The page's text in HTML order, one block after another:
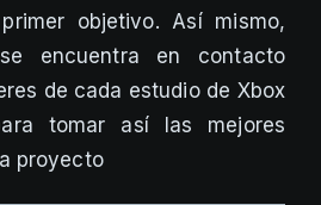
objetivo. Así mismo,
encuentra en contacto
de cada estudio de Xbox
tomar así las mejores
proyecto